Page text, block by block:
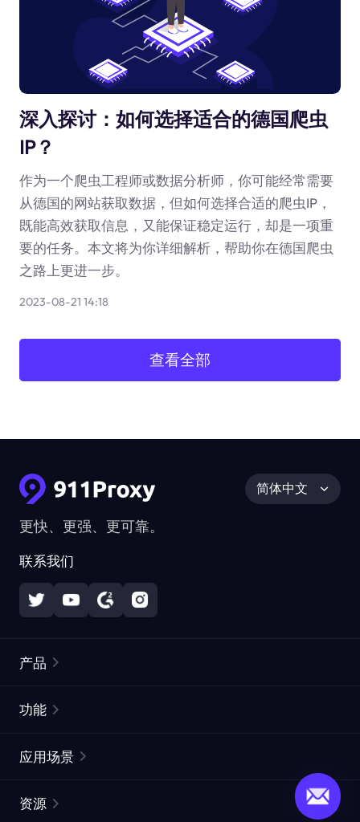
深入探讨：如何选择适合的德国爬虫
IP？
作为一个爬虫工程师或数据分析师，你可能经常需要
从德国的网站获取数据，但如何选择合适的爬虫IP，
既能高效获取信息，又能保证稳定运行，却是一项重
要的任务。本文将为你详细解析，帮助你在德国爬虫
之路上更进一步。
2023-08-21 14:18
查看全部
更快、更强、更可靠。
联系我们
简体中文
产品
静态住宅代理
功能
ISP代理
应用场景
资源